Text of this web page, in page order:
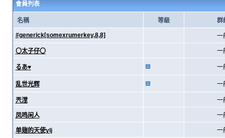
會員列表
名稱 等級 群
#generick[somexrumerkey,8,8] 一
〇太子仔〇 一
るあ♥ 一
乱世光辉 一
兲漟 一
凤鸣闲人 一
单翅的天使ylj 一